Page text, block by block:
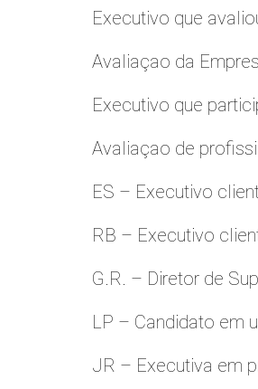
Executivo que
Avaliaçao da
Executivo que
Avaliaçao de
ES – Executivo
RB – Executivo
G.R. – Diretor de
LP – Candidato em
JR – Executiva em